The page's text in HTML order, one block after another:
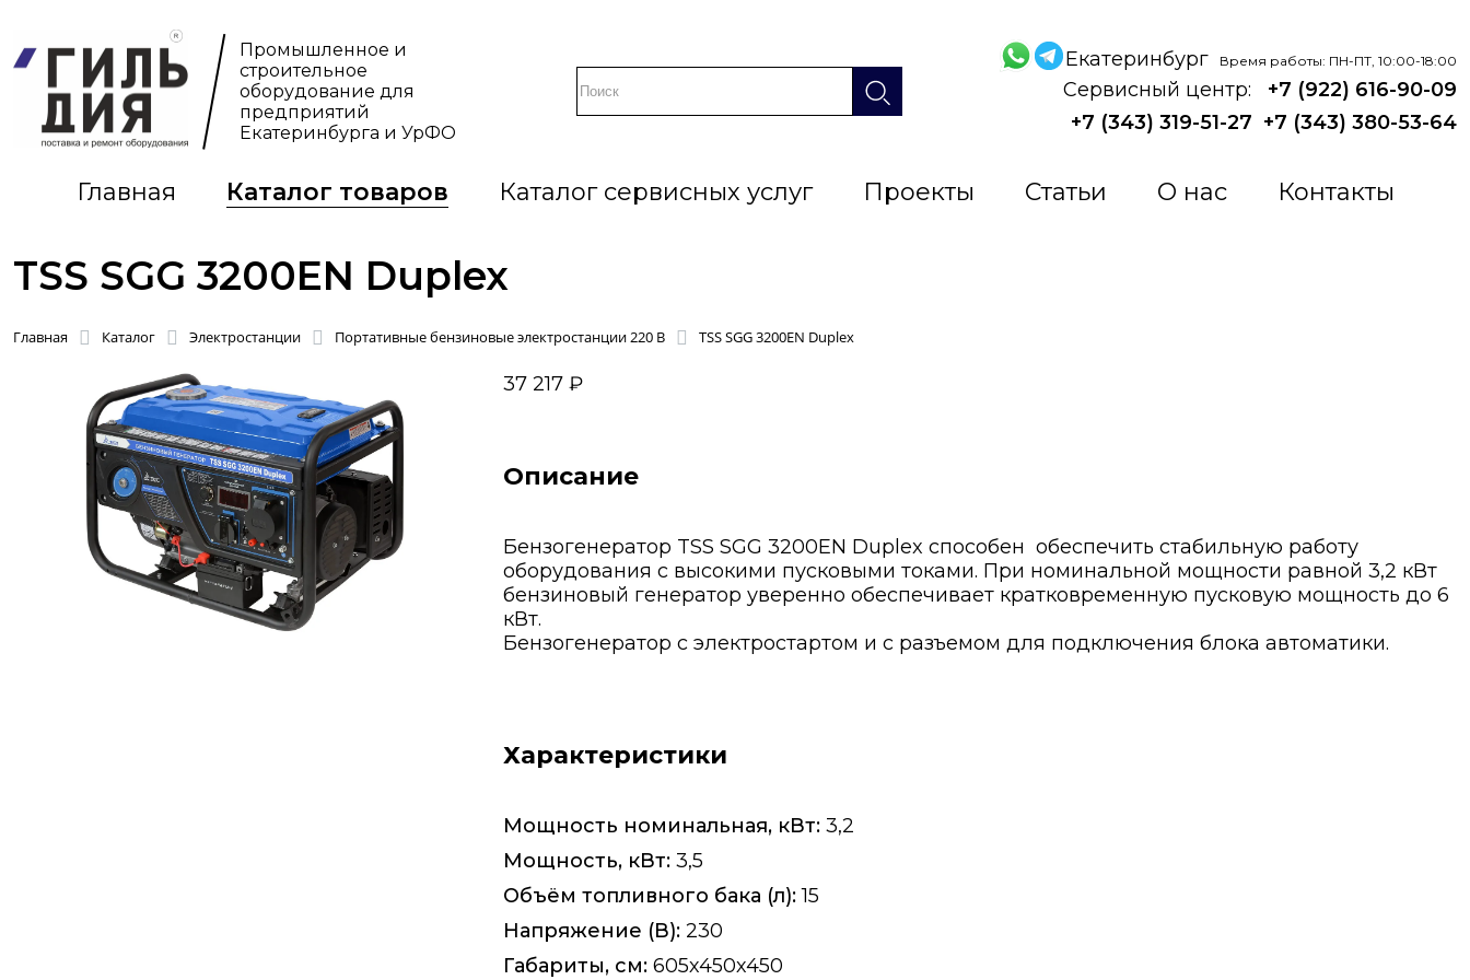
Промышленное и
строительное
оборудование для
предприятий
Екатеринбурга и УрФО
Екатеринбург Время работы: ПН-ПТ, 10:00-18:00
Сервисный центр:
+7 (922) 616-90-09
+7 (343) 319-51-27 +7 (343) 380-53-64
Главная Каталог товаров Каталог сервисных услуг Проекты Статьи О нас Контакты
TSS SGG 3200EN Duplex
Главная Каталог Электростанции Портативные бензиновые электростанции 220 В TSS SGG 3200EN Duplex
37 217 ₽
Описание
Бензогенератор TSS SGG 3200EN Duplex способен обеспечить стабильную работу
оборудования с высокими пусковыми токами. При номинальной мощности равной 3,2 кВт
бензиновый генератор уверенно обеспечивает кратковременную пусковую мощность до 6
кВт.
Бензогенератор с электростартом и с разъемом для подключения блока автоматики.
Характеристики
Мощность номинальная, кВт: 3,2
Мощность, кВт: 3,5
Объём топливного бака (л):15
Напряжение (В): 230
Габариты, см: 605х450х450